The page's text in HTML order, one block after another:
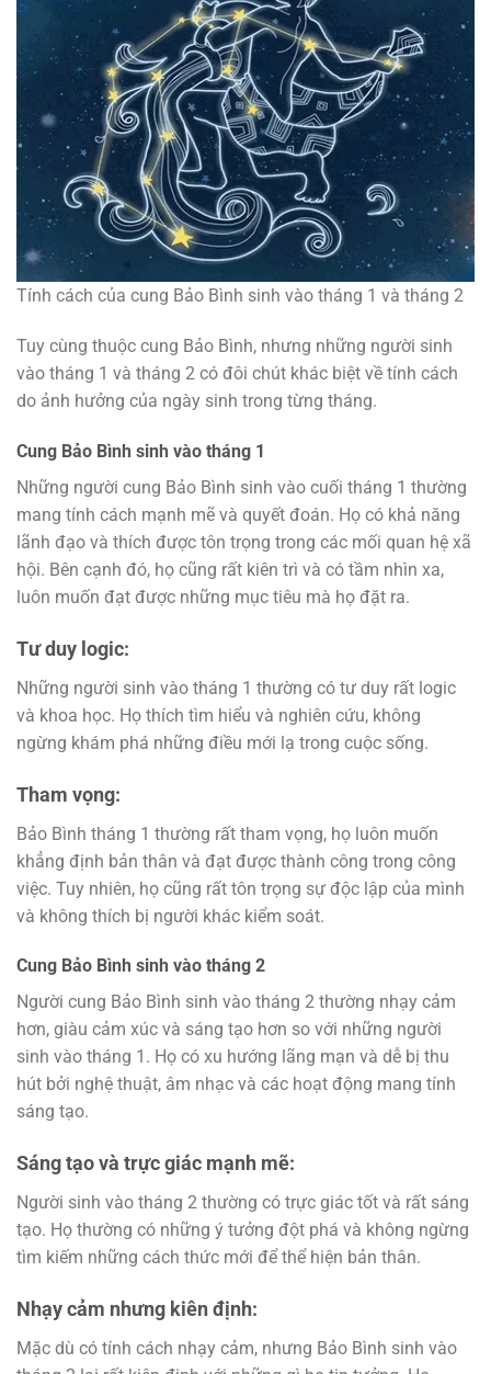
Tính cách của cung Bảo Bình sinh vào tháng 1 và tháng 2
Tuy cùng thuộc cung Bảo Bình, nhưng những người sinh
vào tháng 1 và tháng 2 có đôi chút khác biệt về tính cách
do ảnh hưởng của ngày sinh trong từng tháng.
Cung Bảo Bình sinh vào tháng 1
Những người cung Bảo Bình sinh vào cuối tháng 1 thường
mang tính cách mạnh mẽ và quyết đoán. Họ có khả năng
lãnh đạo và thích được tôn trọng trong các mối quan hệ xã
hội. Bên cạnh đó, họ cũng rất kiên trì và có tầm nhìn xa,
luôn muốn đạt được những mục tiêu mà họ đặt ra.
Tư duy logic:
Những người sinh vào tháng 1 thường có tư duy rất logic
và khoa học. Họ thích tìm hiểu và nghiên cứu, không
ngừng khám phá những điều mới lạ trong cuộc sống.
Tham vọng:
Bảo Bình tháng 1 thường rất tham vọng, họ luôn muốn
khẳng định bản thân và đạt được thành công trong công
việc. Tuy nhiên, họ cũng rất tôn trọng sự độc lập của mình
và không thích bị người khác kiểm soát.
Cung Bảo Bình sinh vào tháng 2
Người cung Bảo Bình sinh vào tháng 2 thường nhạy cảm
hơn, giàu cảm xúc và sáng tạo hơn so với những người
sinh vào tháng 1. Họ có xu hướng lãng mạn và dễ bị thu
hút bởi nghệ thuật, âm nhạc và các hoạt động mang tính
sáng tạo.
Sáng tạo và trực giác mạnh mẽ:
Người sinh vào tháng 2 thường có trực giác tốt và rất sáng
tạo. Họ thường có những ý tưởng đột phá và không ngừng
tìm kiếm những cách thức mới để thể hiện bản thân.
Nhạy cảm nhưng kiên định:
Mặc dù có tính cách nhạy cảm, nhưng Bảo Bình sinh vào